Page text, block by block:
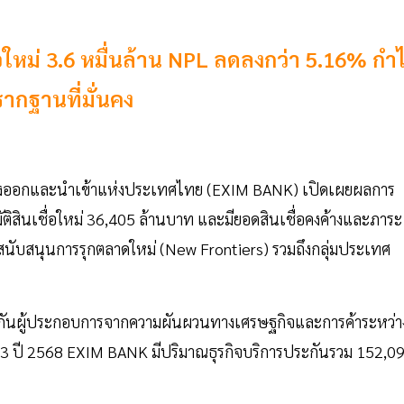
หม่ 3.6 หมื่นล้าน NPL ลดลงกว่า 5.16% กำ
กฐานที่มั่นคง
กและนำเข้าแห่งประเทศไทย (EXIM BANK) เปิดเผยผลการ
สินเชื่อใหม่ 36,405 ล้านบาท และมียอดสินเชื่อคงค้างและภาระ
สนุนการรุกตลาดใหม่ (New Frontiers) รวมถึงกลุ่มประเทศ
นผู้ประกอบการจากความผันผวนทางเศรษฐกิจและการค้าระหว่า
ปี 2568 EXIM BANK มีปริมาณธุรกิจบริการประกันรวม